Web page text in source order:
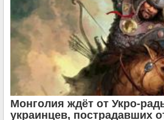
Монголия ждёт от Укро-
украинцев, пострадавших